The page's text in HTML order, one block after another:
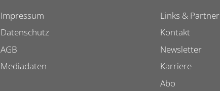
Impressum
Datenschutz
AGB
Mediadaten
Links & Partner
Kontakt
Newsletter
Karriere
Abo